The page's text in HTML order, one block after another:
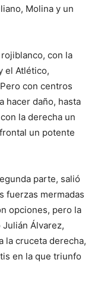
Molina y un
con la
el Atlético,
con centros
hacer daño, hasta
la derecha un
un potente
parte, salió
fuerzas mermadas
opciones, pero la
Álvarez,
la cruceta derecha,
en la que triunfo